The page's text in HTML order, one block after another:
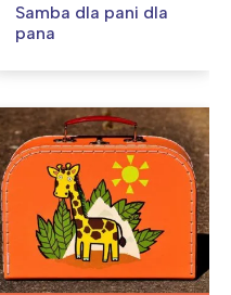
Samba dla pani dla
pana